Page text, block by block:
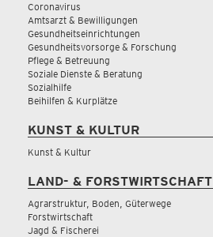
Coronavirus
Amtsarzt & Bewilligungen
Gesundheitseinrichtungen
Gesundheitsvorsorge & Forschung
Pflege & Betreuung
Soziale Dienste & Beratung
Sozialhilfe
Beihilfen & Kurplätze
KUNST & KULTUR
Kunst & Kultur
LAND- & FORSTWIRTSCHAFT
Agrarstruktur, Boden, Güterwege
Forstwirtschaft
Jagd & Fischerei